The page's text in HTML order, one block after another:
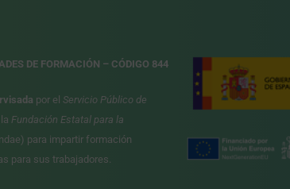
DE FORMACIÓN – CÓDIGO 844
por el Servicio Público de
Fundación Estatal para la
para impartir formación
para sus trabajadores.